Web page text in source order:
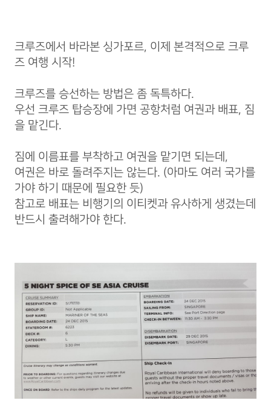
크루즈에서 바라본 싱가포르, 이제 본격적으로 크루
즈 여행 시작!
크루즈를 승선하는 방법은 좀 독특하다.
우선 크루즈 탑승장에 가면 공항처럼 여권과 배표, 짐
을 맡긴다.
짐에 이름표를 부착하고 여권을 맡기면 되는데,
여권은 바로 돌려주지는 않는다. (아마도 여러 국가를
가야 하기 때문에 필요한 듯)
참고로 배표는 비행기의 이티켓과 유사하게 생겼는데
반드시 출려해가야 한다.